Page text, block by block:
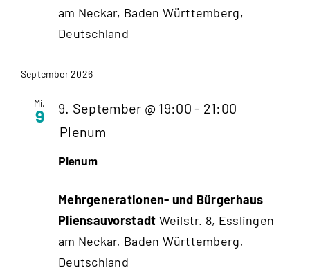
am Neckar, Baden Württemberg,
Deutschland
September 2026
Mi.
9
Plenum
9. September @ 19:00 - 21:00
Plenum
Mehrgenerationen- und Bürgerhaus
Pliensauvorstadt Weilstr. 8, Esslingen
am Neckar, Baden Württemberg,
Deutschland